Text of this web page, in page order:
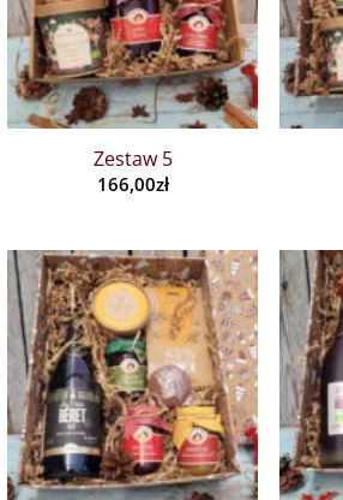
Zestaw 5
166,00zł